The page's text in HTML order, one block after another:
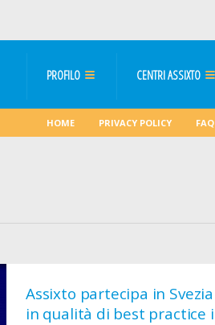
PROFILO CENTRI ASSIXTO
HOME PRIVACY POLICY FAQ
Assixto partecipa in
in qualità di best practice